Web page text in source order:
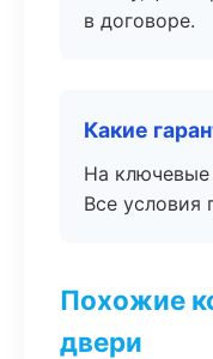
в договоре.
Какие
На
Все условия
Похожие
двери